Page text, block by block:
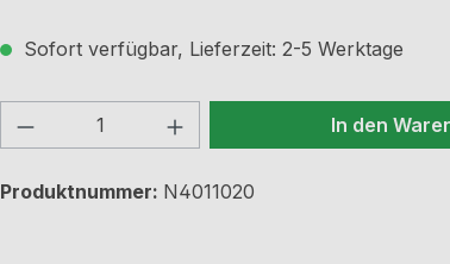
Sofort verfügbar, Lieferzeit: 2-5 Werktage
Produkt Anzahl: Gib denIn den
Produktnummer: N4011020